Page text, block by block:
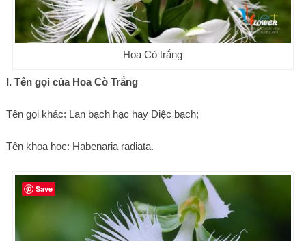
Hoa Cò trắng
I. Tên gọi của Hoa Cò Trắng
Tên gọi khác: Lan bạch hạc hay Diệc bạch;
Tên khoa học: Habenaria radiata.
Save